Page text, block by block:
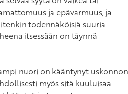
ja epävarmuus, ja
todennäköisiä suuria
itsessään on täynnä
nuori on kääntynyt uskonnon
myös sitä kuuluisaa